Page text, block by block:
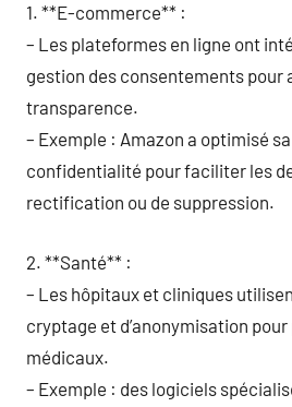
1. **E-commerce** :
– Les plateformes en ligne ont
gestion des consentements pour
transparence.
– Exemple : Amazon a optimisé
confidentialité pour faciliter les
rectification ou de suppression.
2. **Santé** :
– Les hôpitaux et cliniques
cryptage et d’anonymisation
médicaux.
– Exemple : des logiciels